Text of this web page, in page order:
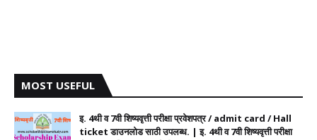
MOST USEFUL
इ. 4थी व 7वी शिष्यवृत्ती परीक्षा प्रवेशपत्र / admit card / Hall
ticket डाउनलोड साठी उपलब्ध. | इ. 4थी व 7वी शिष्यवृत्ती परीक्षा